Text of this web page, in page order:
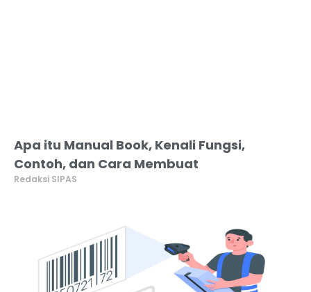
Apa itu Manual Book, Kenali Fungsi,
Contoh, dan Cara Membuat
Redaksi SIPAS